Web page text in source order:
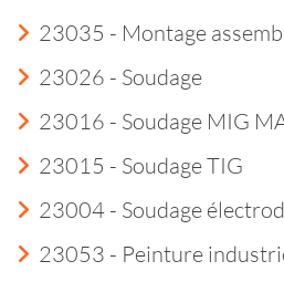
23035 - Montage
23026 - Soudage
23016 - Soudage MIG
23015 - Soudage TIG
23004 - Soudage
23053 - Peinture